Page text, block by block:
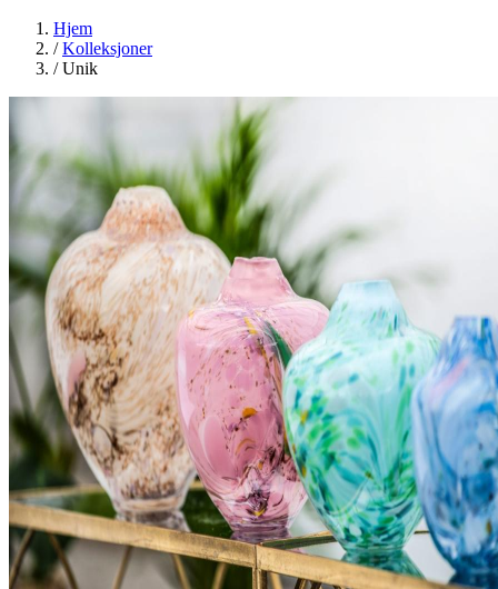
Hjem
/ Kolleksjoner
/ Unik